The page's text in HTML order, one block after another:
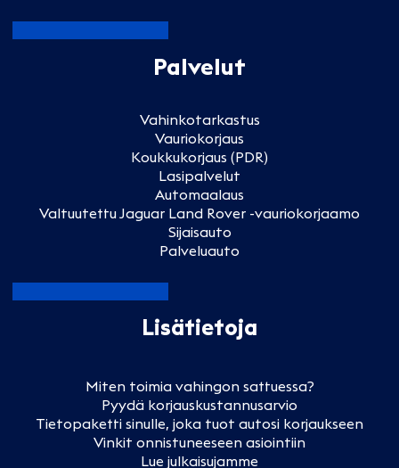
Palvelut
Vahinkotarkastus
Vauriokorjaus
Koukkukorjaus (PDR)
Lasipalvelut
Automaalaus
Valtuutettu Jaguar Land Rover -vauriokorjaamo
Sijaisauto
Palveluauto
Lisätietoja
Miten toimia vahingon sattuessa?
Pyydä korjauskustannusarvio
Tietopaketti sinulle, joka tuot autosi korjaukseen
Vinkit onnistuneeseen asiointiin
Lue julkaisujamme